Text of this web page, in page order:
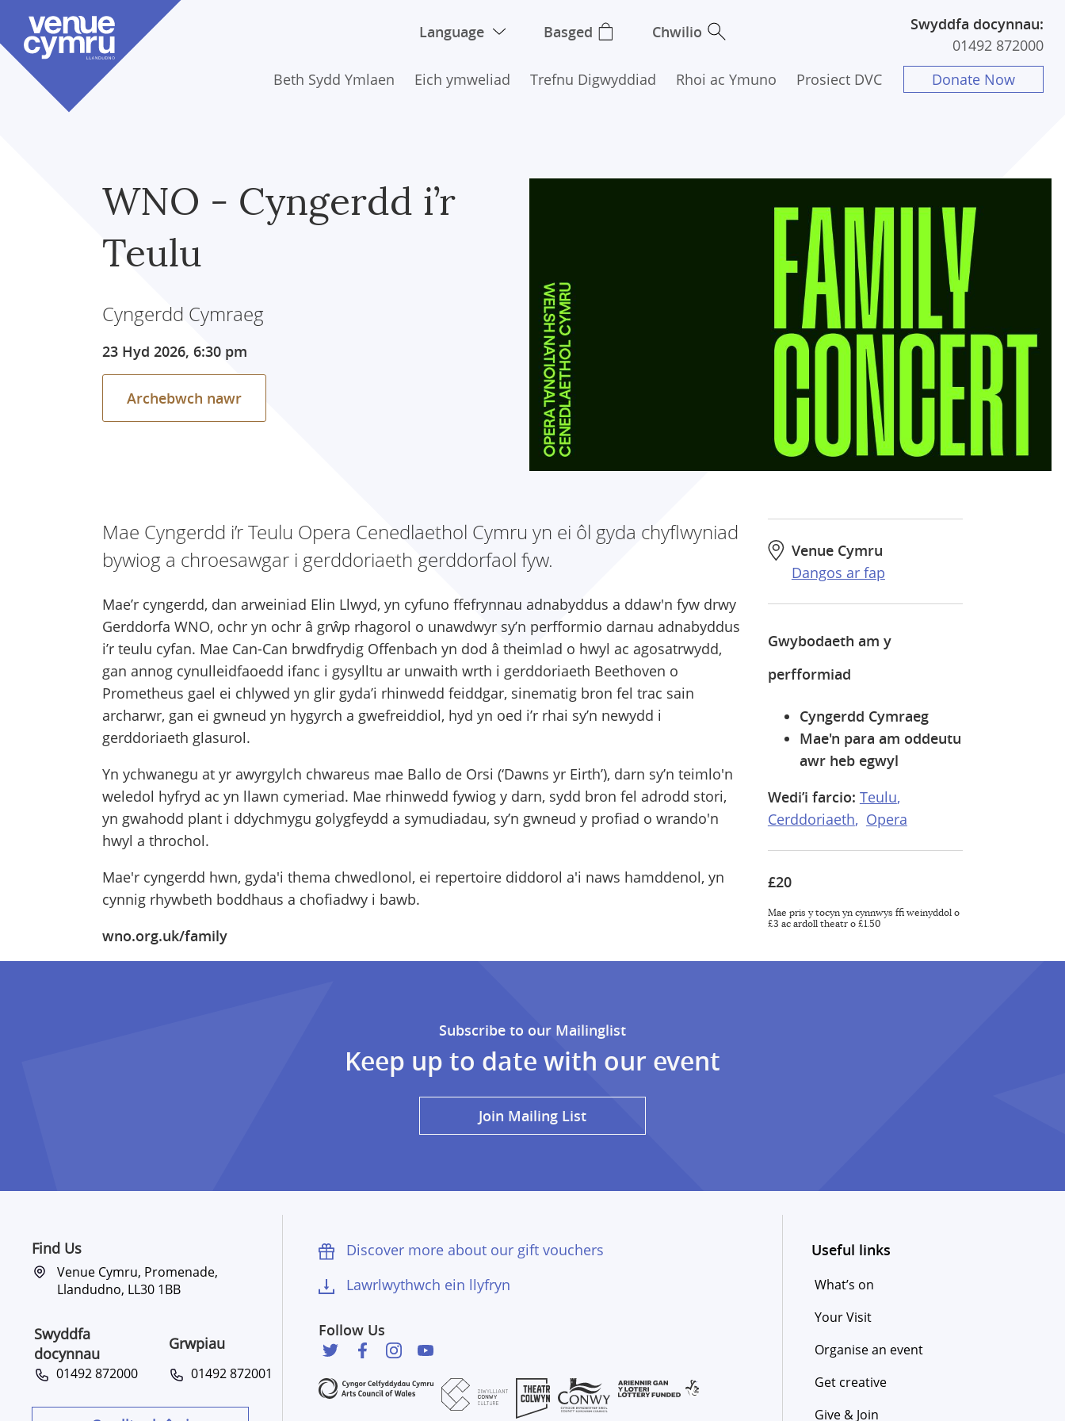
main
content
Language Basged Chwilio
Beth Sydd Ymlaen Eich ymweliad Trefnu Digwyddiad Rhoi ac Ymuno Prosiect DVC
Swyddfa docynnau:
01492 872000
Donate Now
WNO - Cyngerdd i’r
Teulu
Cyngerdd Cymraeg
23 Hyd 2026, 6:30 pm
Archebwch nawr
Mae Cyngerdd i’r Teulu Opera Cenedlaethol Cymru yn ei ôl gyda chyflwyniad
bywiog a chroesawgar i gerddoriaeth gerddorfaol fyw.
Mae’r cyngerdd, dan arweiniad Elin Llwyd, yn cyfuno ffefrynnau adnabyddus a ddaw'n fyw drwy
Gerddorfa WNO, ochr yn ochr â grŵp rhagorol o unawdwyr sy’n perfformio darnau adnabyddus
i’r teulu cyfan. Mae Can-Can brwdfrydig Offenbach yn dod â theimlad o hwyl ac agosatrwydd,
gan annog cynulleidfaoedd ifanc i gysylltu ar unwaith wrth i gerddoriaeth Beethoven o
Prometheus gael ei chlywed yn glir gyda’i rhinwedd feiddgar, sinematig bron fel trac sain
archarwr, gan ei gwneud yn hygyrch a gwefreiddiol, hyd yn oed i’r rhai sy’n newydd i
gerddoriaeth glasurol.
Yn ychwanegu at yr awyrgylch chwareus mae Ballo de Orsi (‘Dawns yr Eirth’), darn sy’n teimlo'n
weledol hyfryd ac yn llawn cymeriad. Mae rhinwedd fywiog y darn, sydd bron fel adrodd stori,
yn gwahodd plant i ddychmygu golygfeydd a symudiadau, sy’n gwneud y profiad o wrando'n
hwyl a throchol.
Mae'r cyngerdd hwn, gyda'i thema chwedlonol, ei repertoire diddorol a'i naws hamddenol, yn
cynnig rhywbeth boddhaus a chofiadwy i bawb.
wno.org.uk/family
Venue Cymru
Dangos ar fap
Gwybodaeth am y
perfformiad
Cyngerdd Cymraeg
Mae'n para am oddeutu
awr heb egwyl
Wedi’i farcio: Teulu
Cerddoriaeth
Opera
£20
Mae pris y tocyn yn cynnwys ffi weinyddol o
£3 ac ardoll theatr o £1.50
Subscribe to our Mailinglist
Keep up to date with our event
Join Mailing List
Find Us
Venue Cymru, Promenade,
Llandudno, LL30 1BB
Swyddfa
docynnau
Grwpiau
01492 872000 01492 872001
Discover more about our gift vouchers
Lawrlwythwch ein llyfryn
Follow Us
Useful links
What’s on
Your Visit
Organise an event
Get creative
Give & Join